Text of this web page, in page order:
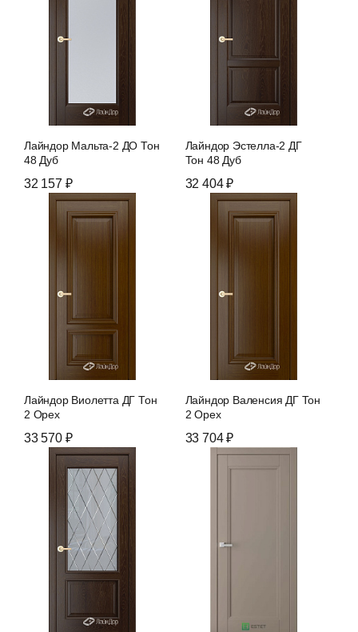
Лайндор Мальта-2 ДО Тон
48 Дуб
32 157 ₽
Лайндор Эстелла-2 ДГ
Тон 48 Дуб
32 404 ₽
Лайндор Виолетта ДГ Тон
2 Орех
33 570 ₽
Лайндор Валенсия ДГ Тон
2 Орех
33 704 ₽